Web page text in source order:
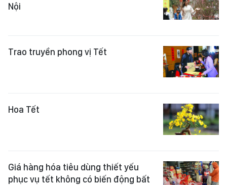
Nội
Trao truyền phong vị Tết
Hoa Tết
Giá hàng hóa tiêu dùng thiết yếu
phục vụ tết không có biến động bất